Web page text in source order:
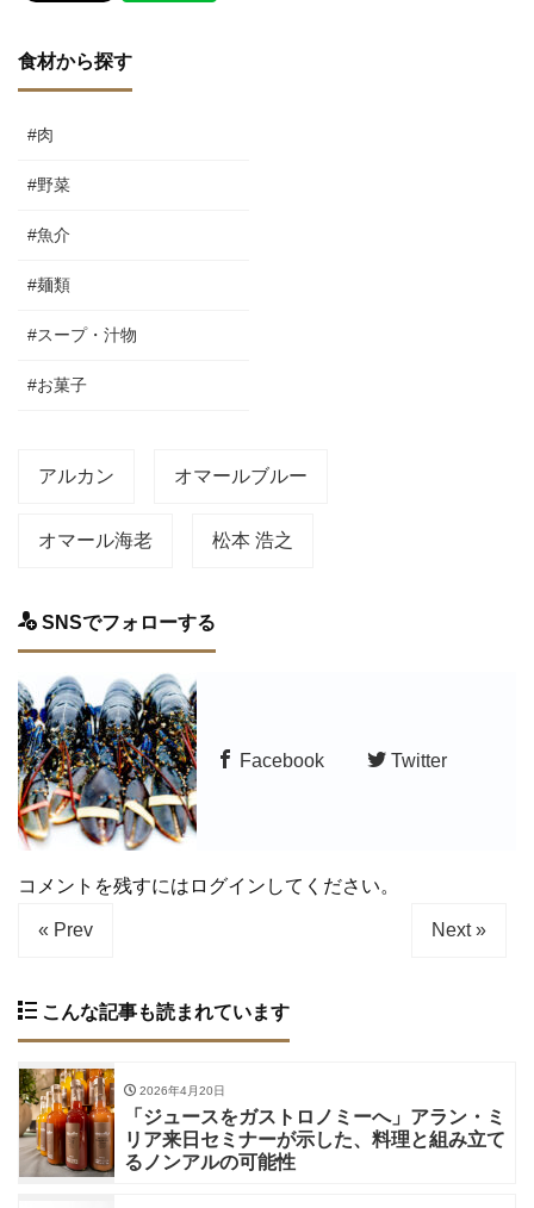
食材から探す
#肉
#野菜
#魚介
#麺類
#スープ・汁物
#お菓子
アルカン オマールブルー
オマール海老 松本 浩之
SNSでフォローする
Facebook Twitter
コメントを残すにはログインしてください。
« Prev Next »
こんな記事も読まれています
2026年4月20日
「ジュースをガストロノミーへ」アラン・ミ
リア来日セミナーが示した、料理と組み立て
るノンアルの可能性